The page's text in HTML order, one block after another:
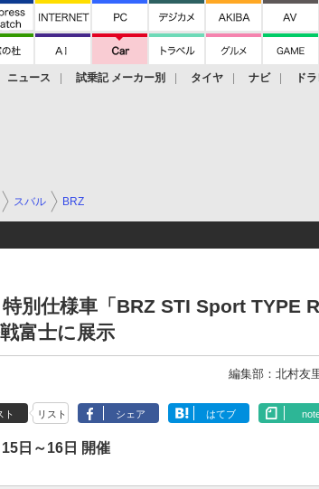
ニュース 試乗記 メーカー別 タイヤ ナビ ド
スバル BRZ
別仕様車「BRZ STI Sport TYPE
富士に展示
編集部：北村友
ト リスト シェア はてブ
日～16日 開催